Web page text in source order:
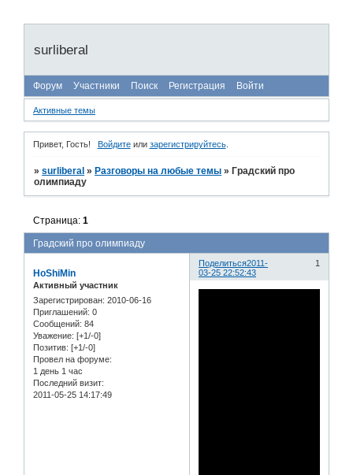
surliberal
Форум Участники Поиск Регистрация Войти
Активные темы
Привет, Гость! Войдитеили зарегистрируйтесь.
»surliberal » Разговоры на любые темы » Градский про
олимпиаду
Градский про олимпиаду
Страница:1
Поделиться 1
2011-
03-25 22:52:43
HoShiMin
Активный участник
Зарегистрирован: 2010-06-16
Приглашений: 0
Сообщений: 84
Уважение: [+1/-0]
Позитив: [+1/-0]
Провел на форуме:
1 день 1 час
Последний визит:
2011-05-25 14:17:49